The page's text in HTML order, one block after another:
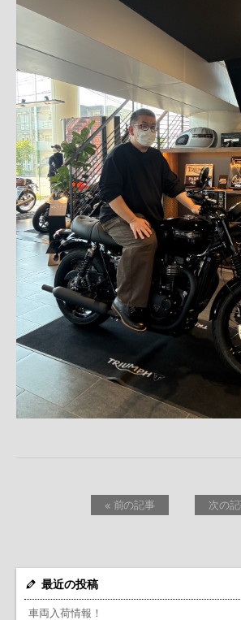
« 前の記事 次の
最近の投稿
車両入荷情報！